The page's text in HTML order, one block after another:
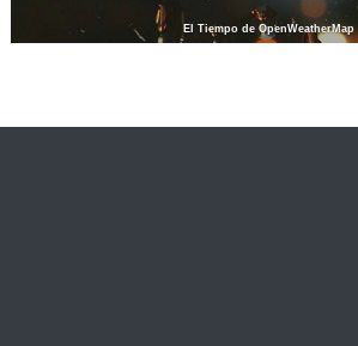
El Tiempo de OpenWeatherMap